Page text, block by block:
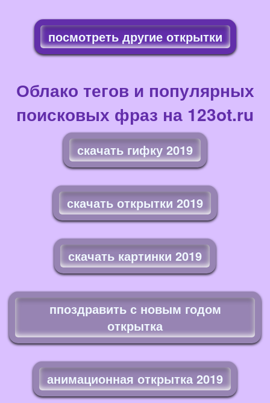
посмотреть другие открытки
Облако тегов и популярных
поисковых фраз на 123ot.ru
скачать гифку 2019
скачать открытки 2019
скачать картинки 2019
ппоздравить с новым годом
открытка
анимационная открытка 2019